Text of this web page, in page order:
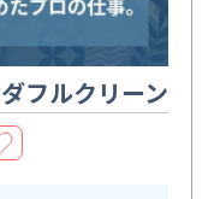
フルクリーン